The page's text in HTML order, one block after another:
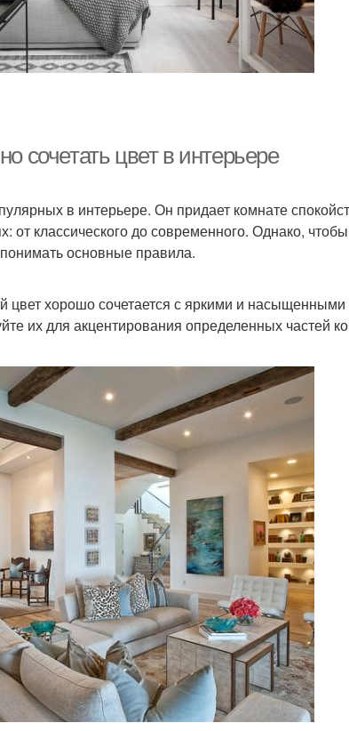
сочетать цвет в интерьере
в интерьере. Он придает комнате
от классического до современного. Однако,
основные правила.
цвет хорошо сочетается с яркими и насыщенными
их для акцентирования определенных частей